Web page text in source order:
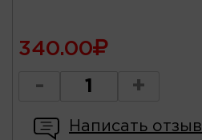
340.00
- +
Написать отзыв